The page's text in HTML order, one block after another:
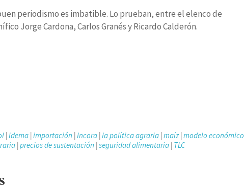
periodismo es imbatible. Lo prueban, entre el elenco de
Jorge Cardona, Carlos Granés y Ricardo Calderón.
|Idema |importación |Incora |la política agraria |maíz|modelo económico
|precios de sustentación |seguridad alimentaria | TLC